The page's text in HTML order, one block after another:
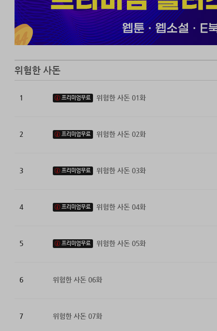
위험한 사돈
1 프리미엄무료 위험한 사돈 01화
2 프리미엄무료 위험한 사돈 02화
3 프리미엄무료 위험한 사돈 03화
4 프리미엄무료 위험한 사돈 04화
5 프리미엄무료 위험한 사돈 05화
6 위험한 사돈 06화
7 위험한 사돈 07화